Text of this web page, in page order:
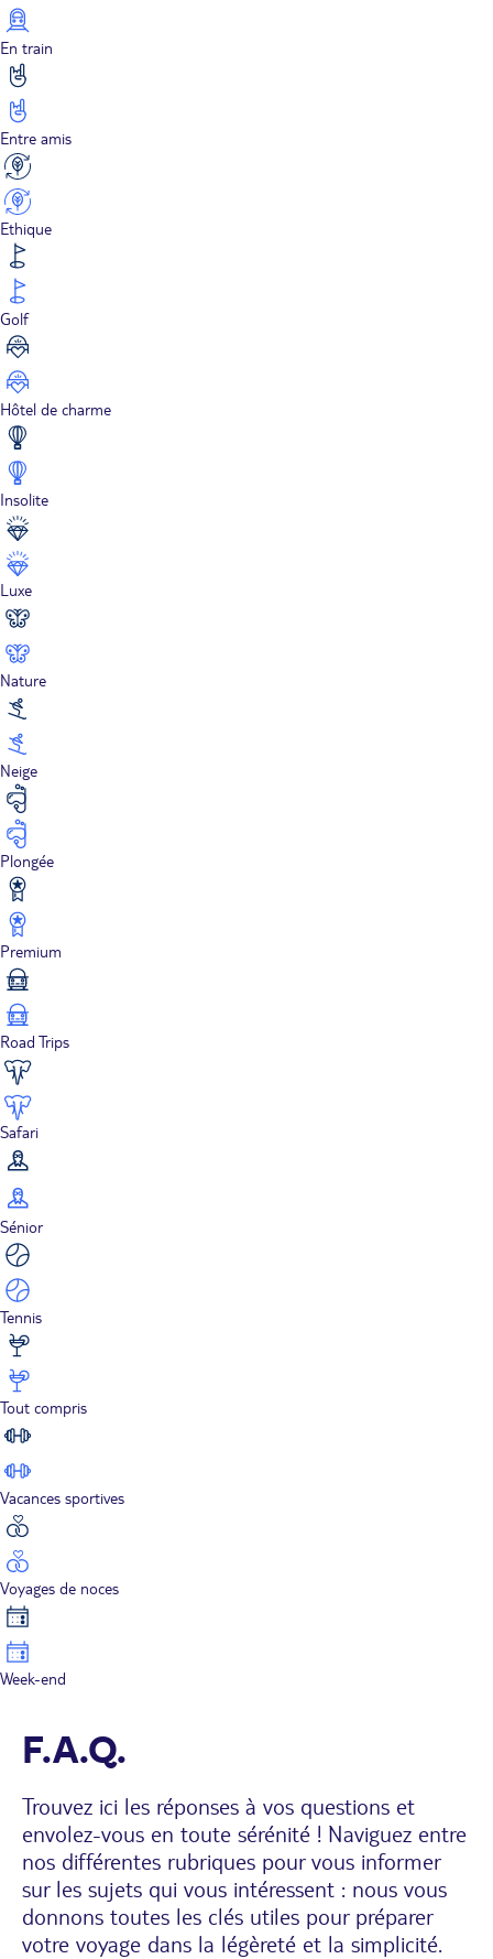
En train
Entre amis
Ethique
Golf
Hôtel de charme
Insolite
Luxe
Nature
Neige
Plongée
Premium
Road Trips
Safari
Sénior
Tennis
Tout compris
Vacances sportives
Voyages de noces
Week-end
F.A.Q.
Trouvez ici les réponses à vos questions et
envolez-vous en toute sérénité ! Naviguez entre
nos différentes rubriques pour vous informer
sur les sujets qui vous intéressent : nous vous
donnons toutes les clés utiles pour préparer
votre voyage dans la légèreté et la simplicité.